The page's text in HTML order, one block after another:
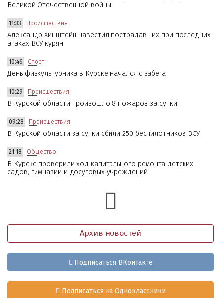
Великой Отечественной войны
11:33 Происшествия
Александр Хинштейн навестил пострадавших при последних
атаках ВСУ курян
10:46 Спорт
День физкультурника в Курске начался с забега
10:29 Происшествия
В Курской области произошло 8 пожаров за сутки
09:28 Происшествия
В Курской области за сутки сбили 250 беспилотников ВСУ
21:18 Общество
В Курске проверили ход капитального ремонта детских
садов, гимназии и досуговых учреждений
Архив новостей
Подписаться ВКонтакте
Подписаться на Одноклассники